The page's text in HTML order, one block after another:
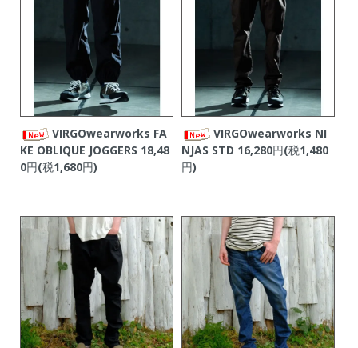
VIRGOwearworks FA
KE OBLIQUE JOGGERS 18,48
0円(税1,680円)
VIRGOwearworks NI
NJAS STD 16,280円(税1,480
円)